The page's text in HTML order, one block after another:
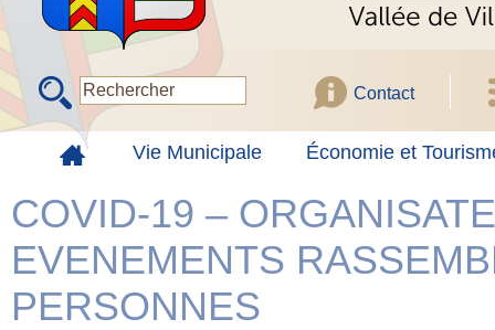
Contact
Vie Municipale Économie et
COVID-19 –
EVENEMENTS
PERSONNES